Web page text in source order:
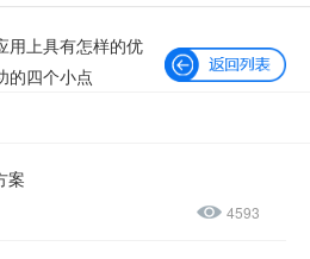
用上具有怎样的优
的四个小点
案
4593